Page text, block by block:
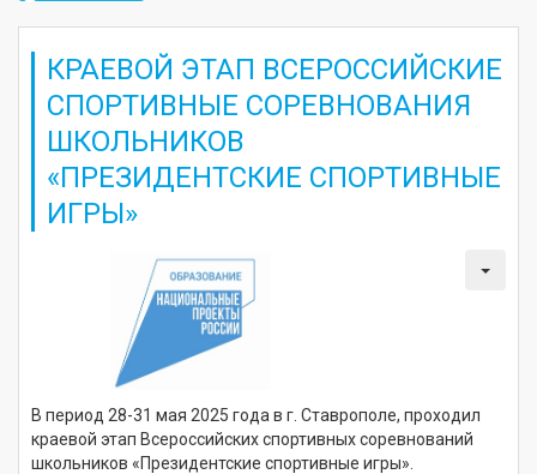
КРАЕВОЙ ЭТАП ВСЕРОССИЙСКИЕ
СПОРТИВНЫЕ СОРЕВНОВАНИЯ
ШКОЛЬНИКОВ
«ПРЕЗИДЕНТСКИЕ СПОРТИВНЫЕ
ИГРЫ»
В период 28-31 мая 2025 года в г. Ставрополе, проходил
краевой этап Всероссийских спортивных соревнований
школьников «Президентские спортивные игры».